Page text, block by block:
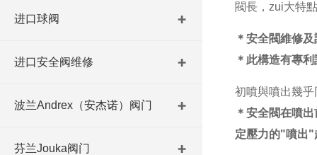
进口球阀
进口安全阀维修
波兰Andrex（安杰诺）阀门
芬兰Jouka阀门
閥長，zui大特
＊安全閥維修
＊此構造有專
初噴與噴出幾
＊ 安全閥在噴
定壓力的"噴出